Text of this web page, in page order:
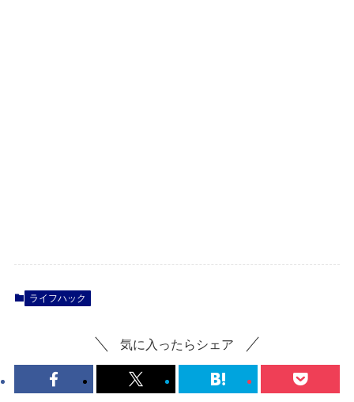
ライフハック
気に入ったらシェア